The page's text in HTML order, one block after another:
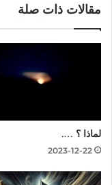
مقالات ذات صلة
لماذا ؟ ….
2023-12-22